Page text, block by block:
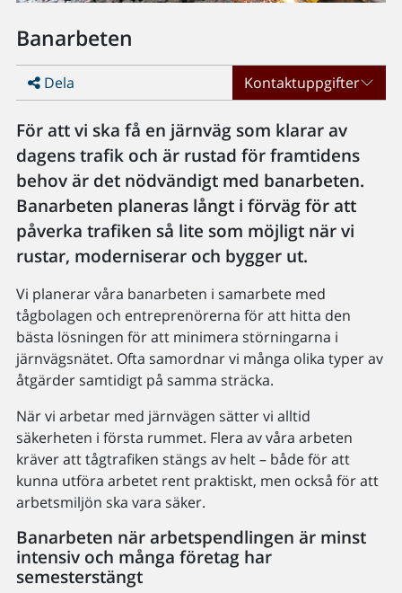
Banarbeten
Dela Kontaktuppgifter
För att vi ska få en järnväg som klarar av
dagens trafik och är rustad för framtidens
behov är det nödvändigt med banarbeten.
Banarbeten planeras långt i förväg för att
påverka trafiken så lite som möjligt när vi
rustar, moderniserar och bygger ut.
Vi planerar våra banarbeten i samarbete med
tågbolagen och entreprenörerna för att hitta den
bästa lösningen för att minimera störningarna i
järnvägsnätet. Ofta samordnar vi många olika typer av
åtgärder samtidigt på samma sträcka.
När vi arbetar med järnvägen sätter vi alltid
säkerheten i första rummet. Flera av våra arbeten
kräver att tågtrafiken stängs av helt – både för att
kunna utföra arbetet rent praktiskt, men också för att
arbetsmiljön ska vara säker.
Banarbeten när arbetspendlingen är minst
intensiv och många företag har
semesterstängt